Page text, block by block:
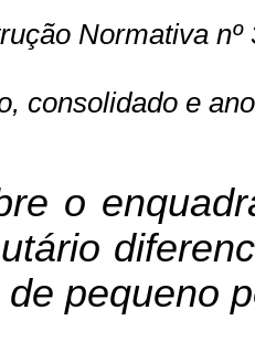
Normativa
consolidado e
o
pequeno